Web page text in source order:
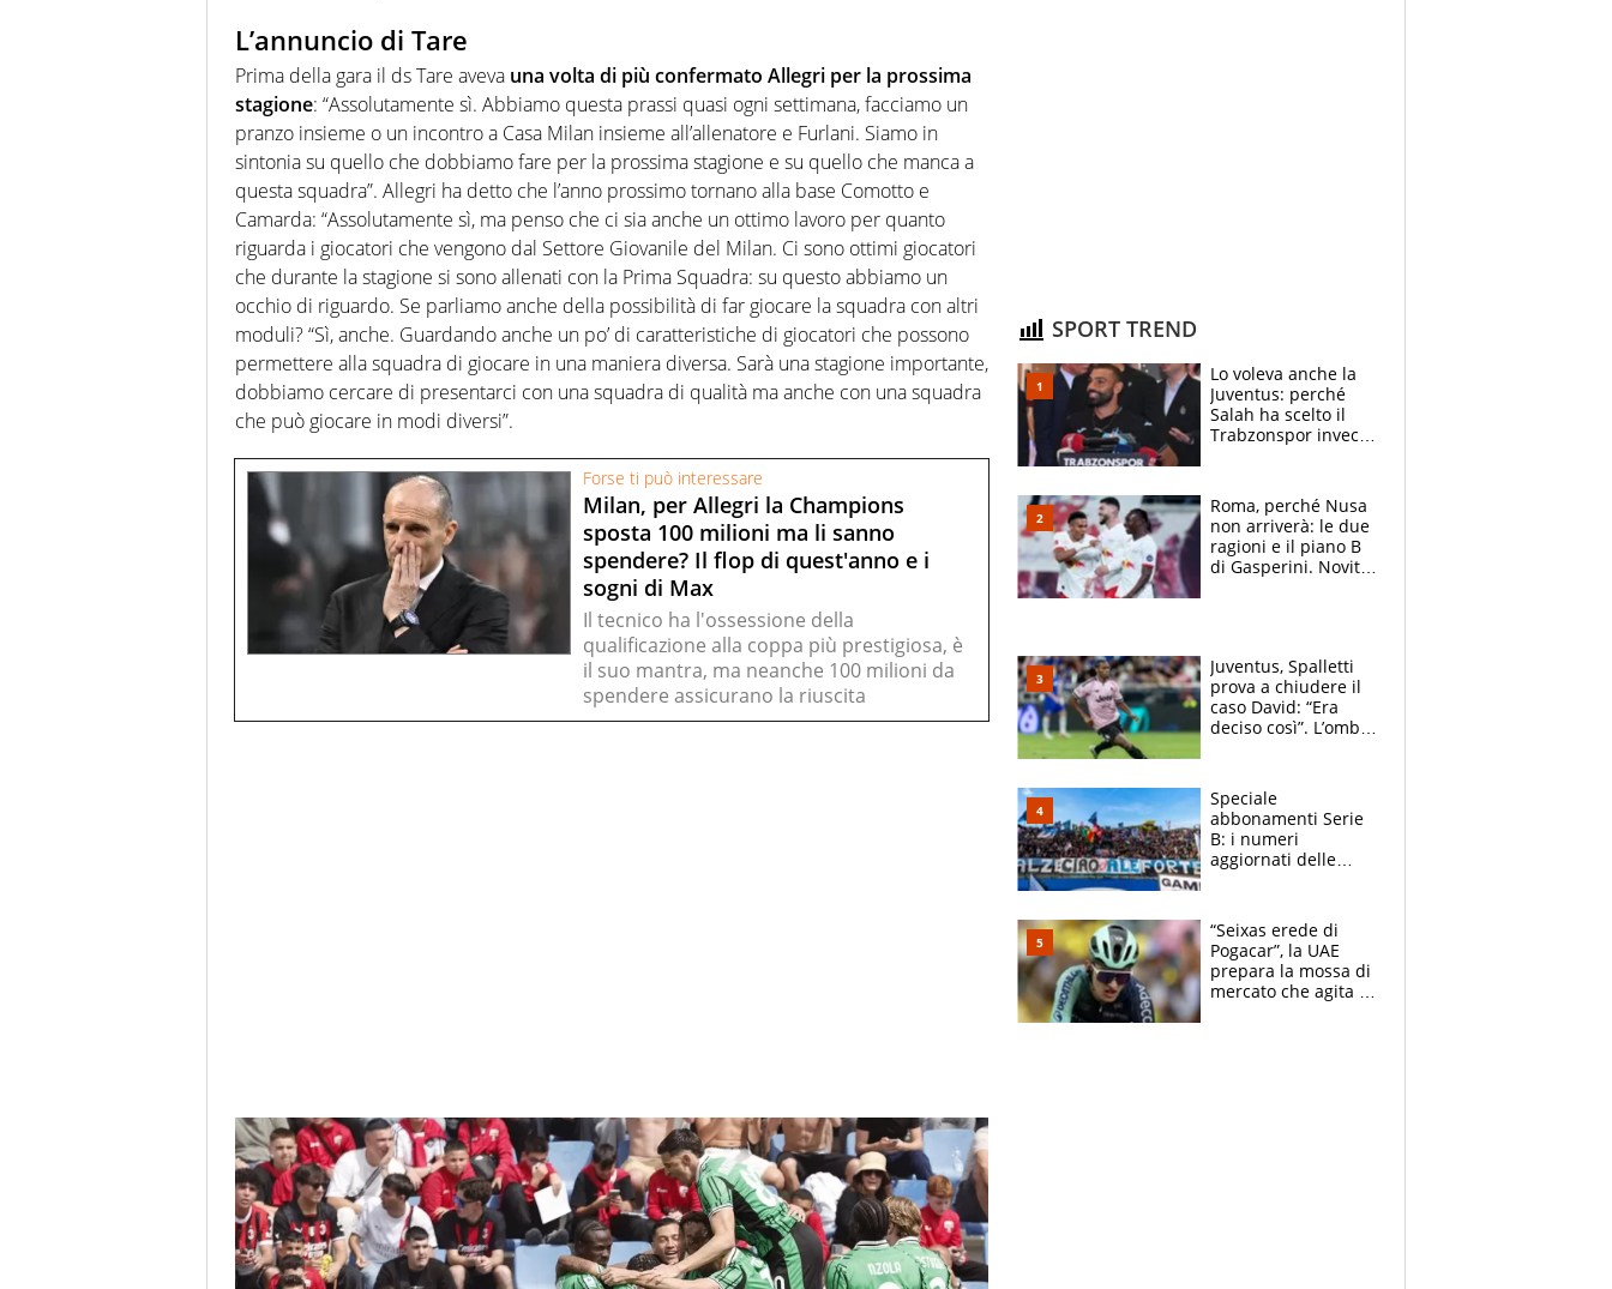
L’annuncio di Tare
Prima della gara il ds Tare aveva una volta di più confermato Allegri per la prossima
stagione: “Assolutamente sì. Abbiamo questa prassi quasi ogni settimana, facciamo un
pranzo insieme o un incontro a Casa Milan insieme all’allenatore e Furlani. Siamo in
sintonia su quello che dobbiamo fare per la prossima stagione e su quello che manca a
questa squadra”. Allegri ha detto che l’anno prossimo tornano alla base Comotto e
Camarda: “Assolutamente sì, ma penso che ci sia anche un ottimo lavoro per quanto
riguarda i giocatori che vengono dal Settore Giovanile del Milan. Ci sono ottimi giocatori
che durante la stagione si sono allenati con la Prima Squadra: su questo abbiamo un
occhio di riguardo. Se parliamo anche della possibilità di far giocare la squadra con altri
moduli? “Sì, anche. Guardando anche un po’ di caratteristiche di giocatori che possono
permettere alla squadra di giocare in una maniera diversa. Sarà una stagione importante,
dobbiamo cercare di presentarci con una squadra di qualità ma anche con una squadra
che può giocare in modi diversi”.
Forse ti può interessare
Milan, per Allegri la Champions
sposta 100 milioni ma li sanno
spendere? Il flop di quest'anno e i
sogni di Max
Il tecnico ha l'ossessione della
qualificazione alla coppa più prestigiosa, è
il suo mantra, ma neanche 100 milioni da
spendere assicurano la riuscita
SPORT TREND
Lo voleva anche la
Juventus: perché
Salah ha scelto il
Trabzonspor invece
Roma, perché Nusa
non arriverà: le due
ragioni e il piano B
di Gasperini. Novità
Juventus, Spalletti
prova a chiudere il
caso David: “Era
deciso così”. L’ombra
Speciale
abbonamenti Serie
B: i numeri
aggiornati delle
“Seixas erede di
Pogacar”, la UAE
prepara la mossa di
mercato che agita la